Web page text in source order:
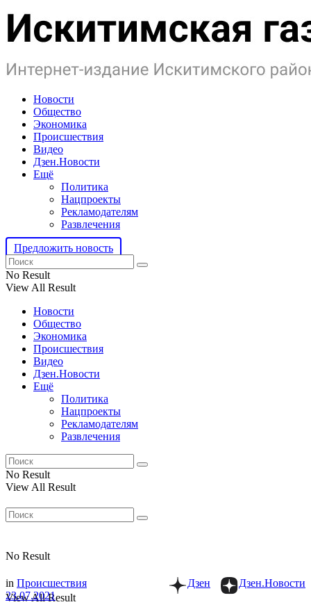
Новости
Общество
Экономика
Происшествия
Видео
Дзен.Новости
Ещё
Политика
Нацпроекты
Рекламодателям
Развлечения
Предложить новость
No Result
View All Result
Новости
Общество
Экономика
Происшествия
Видео
Дзен.Новости
Ещё
Политика
Нацпроекты
Рекламодателям
Развлечения
No Result
View All Result
No Result
View All Result
Дзен.Новости
Дзен
in Происшествия
23.07.2021